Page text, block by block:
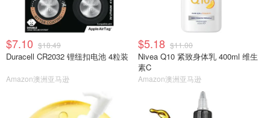
$7.10 $18.49
Duracell CR2032 锂纽扣电池 4粒装
Amazon澳洲亚马逊
$5.18 $11.00
Nivea Q10 紧致身体乳 400ml 维生
素C
Amazon澳洲亚马逊